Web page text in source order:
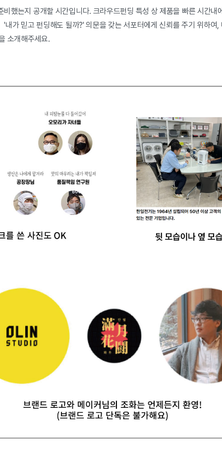
비했는지 공개할 시간입니다. 크라우드펀딩 특성 상 제품을 빠른 시간내
내가 믿고 펀딩해도 될까?' 의문을 갖는 서포터에게 신뢰를 주기 위하여
소개해주세요.